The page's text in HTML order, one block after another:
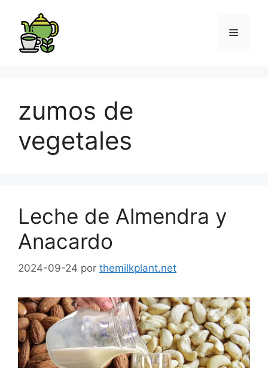
zumos de
vegetales
Leche de Almendra y
Anacardo
2024-09-24 por themilkplant.net